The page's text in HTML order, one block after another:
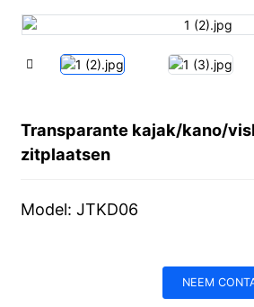
Transparante kajak/kano/
zitplaatsen
Model: JTKD06
NEEM